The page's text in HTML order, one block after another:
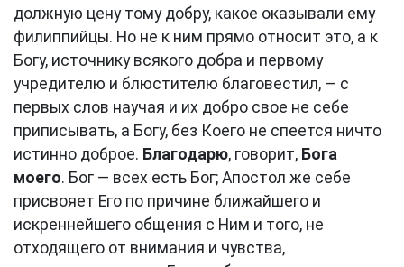
должную цену тому добру, какое оказывали ему
филиппийцы. Но не к ним прямо относит это, а к
Богу, источнику всякого добра и первому
учредителю и блюстителю благовестил, — с
первых слов научая и их добро свое не себе
приписывать, а Богу, без Коего не спеется ничто
истинно доброе. Благодарю, говорит, Бога
моего. Бог — всех есть Бог; Апостол же себе
присвояет Его по причине ближайшего и
искреннейшего общения с Ним и того, не
отходящего от внимания и чувства,